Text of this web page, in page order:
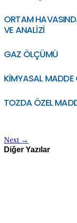
ORTAM
VE ANALİZİ
GAZ ÖLÇÜMÜ
KİMYASAL MADDE
TOZDA ÖZEL
Next →
Diğer Yazılar